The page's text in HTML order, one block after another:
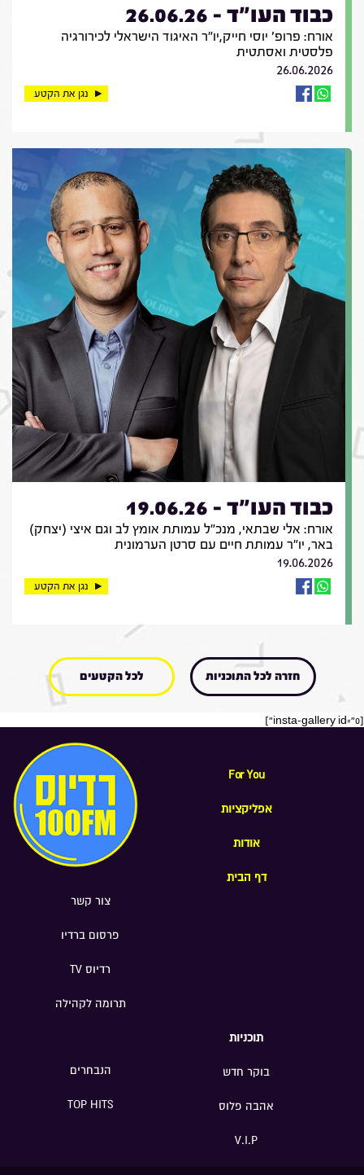
כבוד העו"ד - 26.06.26
אורח: פרופ' יוסי חייק,יו"ר האיגוד הישראלי לכירורגיה
פלסטית ואסתטית
26.06.2026
נגן את הקטע
כבוד העו"ד - 19.06.26
אורח: אלי שבתאי, מנכ"ל עמותת אומץ לב וגם איצי (יצחק)
באר, יו"ר עמותת חיים עם סרטן הערמונית
19.06.2026
נגן את הקטע
חזרה לכל התוכניות לכל הקטעים
[insta-gallery id="0"]
For You
אפליקציות
אודות
דף הבית
צור קשר
פרסום ברדיו
רדיוס TV
תרומה לקהילה
תוכניות
בוקר חדש
אהבה פלוס
V.I.P
הנבחרים
TOP HITS